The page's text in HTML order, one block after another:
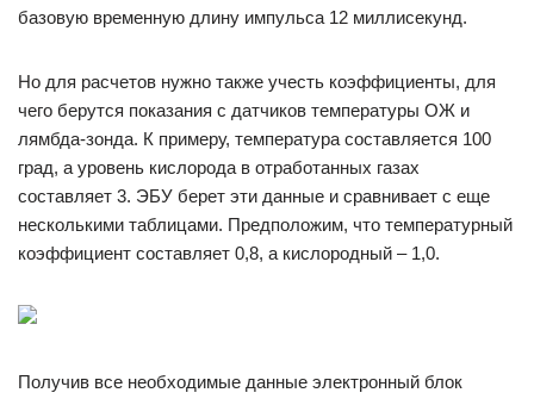
базовую временную длину импульса 12 миллисекунд.
Но для расчетов нужно также учесть коэффициенты, для
чего берутся показания с датчиков температуры ОЖ и
лямбда-зонда. К примеру, температура составляется 100
град, а уровень кислорода в отработанных газах
составляет 3. ЭБУ берет эти данные и сравнивает с еще
несколькими таблицами. Предположим, что температурный
коэффициент составляет 0,8, а кислородный – 1,0.
Получив все необходимые данные электронный блок